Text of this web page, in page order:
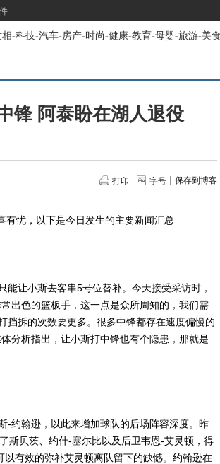
-科技-汽车-房产-时尚-健康-教育-母婴-旅游-美食
锋 阿泰盼在湖人退役
打印 字号 保存到博客
忧，以下是今日发生的主要新闻汇总——
让小斯去客串5号位替补。今天接受采访时，
出色的篮板手，这一点是众所周知的，我们需
挡拆的次数要更多。很多中锋都存在速度偏慢的
分析指出，让小斯打中锋也有个隐患，那就是
翰逊，以此来增加球队的后场阵容深度。昨
斯贝茨、约什-塞尔比以及后卫韦恩-艾灵顿，得
有效的弥补艾灵顿离队留下的缺憾。约翰逊在